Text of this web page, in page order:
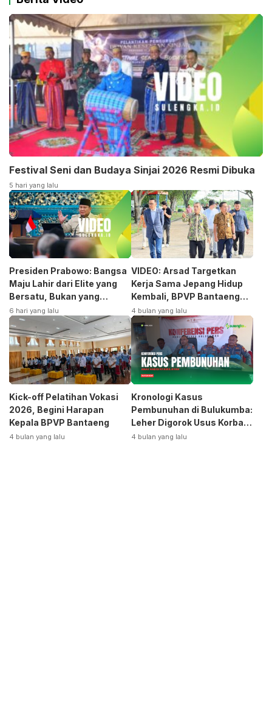
Festival Seni dan Budaya Sinjai 2026 Resmi Dibuka
5 hari yang lalu
Presiden Prabowo: Bangsa
Maju Lahir dari Elite yang
Bersatu, Bukan yang
Terpecah
6 hari yang lalu
VIDEO: Arsad Targetkan
Kerja Sama Jepang Hidup
Kembali, BPVP Bantaeng
Siap Bangkitkan Jurusan
Otomotif
4 bulan yang lalu
Kick-off Pelatihan Vokasi
2026, Begini Harapan
Kepala BPVP Bantaeng
4 bulan yang lalu
Kronologi Kasus
Pembunuhan di Bulukumba:
Leher Digorok Usus Korban
Dikeluarkan
4 bulan yang lalu